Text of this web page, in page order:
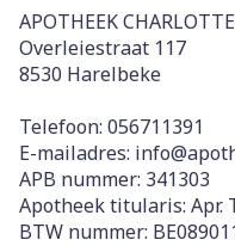
APOTHEEK
Overleiestraat 117
8530 Harelbeke
Telefoon: 056711391
E-mailadres: info@
APB nummer: 341303
Apotheek titularis: Apr.
BTW nummer: